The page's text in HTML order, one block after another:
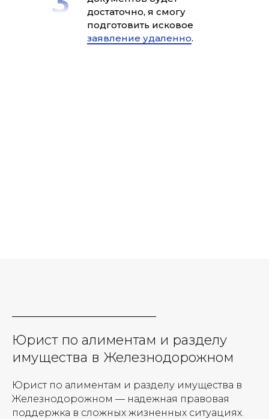
достаточно, я смогу
подготовить исковое
заявление удаленно.
Юрист по алиментам и разделу
имущества в Железнодорожном
Юрист по алиментам и разделу имущества в
Железнодорожном — надежная правовая
поддержка в сложных жизненных ситуациях.